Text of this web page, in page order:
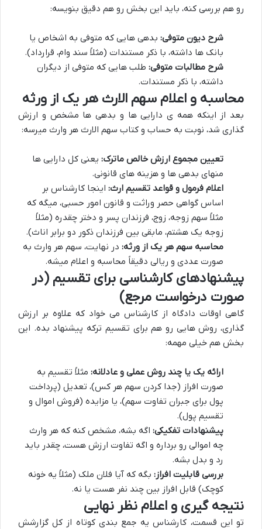
رو هم بررسی کنه، باید این بخش رو هم دقیق بنویسه:
شرح دیون متوفی: بدهی هایی که متوفی به اشخاص یا
بانک ها داشته، با ذکر مستندات (مثلاً سند وام، قرارداد).
شرح مطالبات متوفی: طلب هایی که متوفی از دیگران
داشته، با ذکر مستندات.
محاسبه و اعلام سهم الارث هر یک از ورثه
بعد از اینکه همه ی دارایی ها و بدهی ها مشخص و ارزش
گذاری شد، نوبت به حساب و کتاب سهم الارث هر وارث میرسه:
تعیین مجموع ارزش خالص ماترک: یعنی کل دارایی ها
منهای بدهی ها و هزینه های قانونی.
اعلام فرمول و قواعد تقسیم ارث: اینجا کارشناس بر
اساس گواهی حصر وراثت و قانون امور حسبی، میگه که
مثلاً سهم زوجه، زوج، فرزندان پسر و دختر چقدره (مثلاً
زوجه یک هشتم، مابقی بین فرزندان ذکور دو برابر اناث).
محاسبه سهم هر یک از ورثه: در نهایت، سهم هر وارث به
صورت عددی و ریالی دقیقاً محاسبه و اعلام میشه.
پیشنهادهای کارشناسی برای تقسیم (در
صورت درخواست مرجع)
گاهی اوقات دادگاه از کارشناس می خواد که علاوه بر ارزش
گذاری، روش هایی رو هم برای تقسیم ترکه پیشنهاد بده. این
بخش هم خیلی مهمه:
ارائه یک یا چند روش عملی و عادلانه: مثلاً تقسیم به
صورت افراز (جدا کردن سهم هر کس)، تعدیل (پرداخت
پول برای جبران تفاوت سهم)، یا مزایده (فروش اموال و
تقسیم پول).
پیشنهادات تفکیکی: اگه بشه، مشخص کنه که هر وارث
چه اموالی رو برداره و اگه تفاوت ارزش هست، چقدر باید
رد و بدل بشه.
بررسی قابلیت افراز: بگه که آیا فلان ملک (مثلاً یه خونه
کوچک) قابل افراز بین چند نفر هست یا نه.
نتیجه گیری و اعلام نظر نهایی
تو این قسمت، کارشناس یه جمع بندی کوتاه از کل گزارشش